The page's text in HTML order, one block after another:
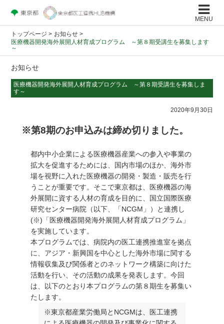
MENU
トップページ > お知らせ >
医療機器開発海外展開人材育成プログラム ～第８期受講生を募集します
～
お知らせ
医療機器開発海外展開人材育成プログラム ～第８期受講生を募集しま
す～
2020年9月30日
※第8期のお申込みは締め切りました。
都内中小企業による医療機器産業への参入や事業の
拡大を促進するためには、国内市場のほか、海外市
場を視野に入れた医療機器の開発・製造・販売を行
うことが重要です。そこで東京都は、医療機器の海
外展開に資する人材の育成を目的に、国立国際医療
研究センター病院（以下、「NCGM」）と連携し
(※)「医療機器開発海外展開人材育成プログラム」
を実施しています。
本プログラムでは、病院内の医工連携推進室を拠点
に、アジア・新興国を中心とした海外市場に関する
情報収集及び関係者とのネットワーク構築に向けた
活動を行い、その活動の成果を発表します。今回
は、以下のとおり本プログラムの第８期生を募集い
たします。
※東京都産業労働局とNCGMは、医工連携